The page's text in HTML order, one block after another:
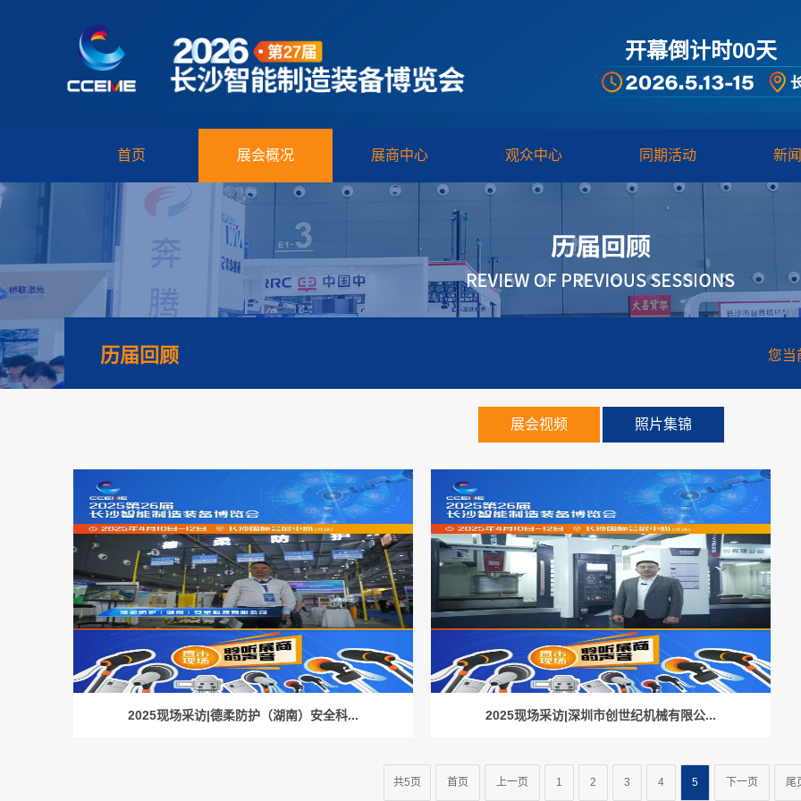
开幕倒计时00天
首页 展会概况 展商中心 观众中心 同期活动 新
您当
历届回顾
展会视频 照片集锦
2025现场采访|德柔防护（湖南）安全科... 2025现场采访|深圳市创世纪机械有限公...
共5页 首页 上一页 1 2 3 4 5 下一页 尾